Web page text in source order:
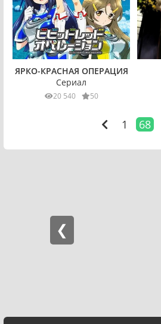
ЯРКО-КРАСНАЯ ОПЕРАЦИЯ
Сериал
20 540 50
1 68